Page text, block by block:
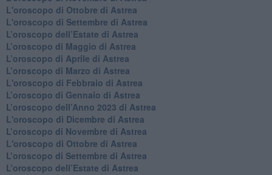
L'oroscopo di Ottobre di Astrea
L'oroscopo di Settembre di Astrea
L’oroscopo dell’Estate di Astrea
​L’oroscopo di Maggio di Astrea
​L’oroscopo di Aprile di Astrea
L’oroscopo di Marzo di Astrea
L'oroscopo di Febbraio di Astrea
​L’oroscopo di Gennaio di Astrea
​L’oroscopo dell’Anno 2023 di Astrea
L'oroscopo di Dicembre di Astrea
L’oroscopo di Novembre di Astrea
L'oroscopo di Ottobre di Astrea
​L’oroscopo di Settembre di Astrea
​L’oroscopo dell’Estate di Astrea